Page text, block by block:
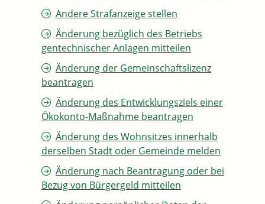
Andere Strafanzeige stellen
Änderung bezüglich des Betriebs
gentechnischer Anlagen mitteilen
Änderung der Gemeinschaftslizenz
beantragen
Änderung des Entwicklungsziels einer
Ökokonto-Maßnahme beantragen
Änderung des Wohnsitzes innerhalb
derselben Stadt oder Gemeinde melden
Änderung nach Beantragung oder bei
Bezug von Bürgergeld mitteilen